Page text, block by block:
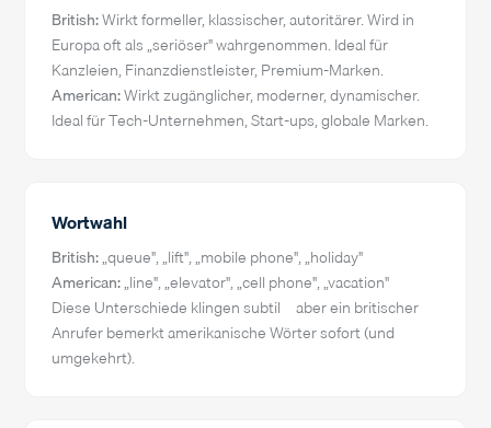
British:Wirkt formeller, klassischer, autoritärer. Wird in
Europa oft als „seriöser" wahrgenommen. Ideal für
Kanzleien, Finanzdienstleister, Premium-Marken.
American:Wirkt zugänglicher, moderner, dynamischer.
Ideal für Tech-Unternehmen, Start-ups, globale Marken.
Wortwahl
British:„queue", „lift", „mobile phone", „holiday"
American:„line", „elevator", „cell phone", „vacation"
Diese Unterschiede klingen subtil – aber ein britischer
Anrufer bemerkt amerikanische Wörter sofort (und
umgekehrt).